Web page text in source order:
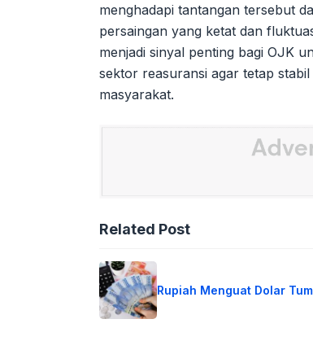
menghadapi tantangan tersebut
persaingan yang ketat dan
menjadi sinyal penting bagi OJK
sektor reasuransi agar tetap
masyarakat.
Related Post
Rupiah Menguat Dolar